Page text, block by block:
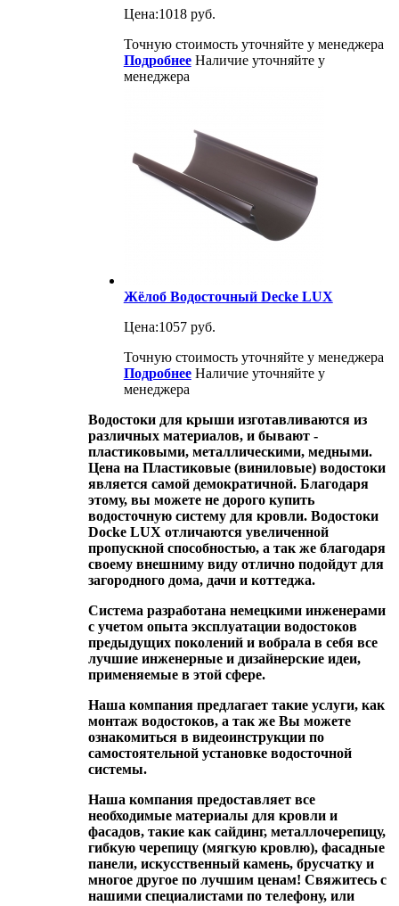
Цена:1018 руб.
Точную стоимость уточняйте у менеджера
Подробнее Наличие уточняйте у
менеджера
Жёлоб Водосточный Decke LUX
Цена:1057 руб.
Точную стоимость уточняйте у менеджера
Подробнее Наличие уточняйте у
менеджера
Водостоки для крыши изготавливаются из
различных материалов, и бывают -
пластиковыми, металлическими, медными.
Цена на Пластиковые (виниловые) водостоки
является самой демократичной. Благодаря
этому, вы можете не дорого купить
водосточную систему для кровли. Водостоки
Docke LUX отличаются увеличенной
пропускной способностью, а так же благодаря
своему внешниму виду отлично подойдут для
загородного дома, дачи и коттеджа.
Система разработана немецкими инженерами
с учетом опыта эксплуатации водостоков
предыдущих поколений и вобрала в себя все
лучшие инженерные и дизайнерские идеи,
применяемые в этой сфере.
Наша компания предлагает такие услуги, как
монтаж водостоков, а так же Вы можете
ознакомиться в видеоинструкции по
самостоятельной установке водосточной
системы.
Наша компания предоставляет все
необходимые материалы для кровли и
фасадов, такие как сайдинг, металлочерепицу,
гибкую черепицу (мягкую кровлю), фасадные
панели, искусственный камень, брусчатку и
многое другое по лучшим ценам! Свяжитесь с
нашими специалистами по телефону, или